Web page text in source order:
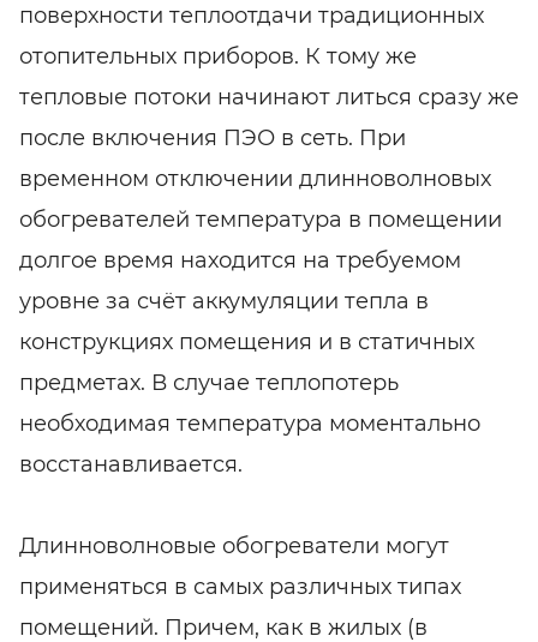
поверхности теплоотдачи традиционных
отопительных приборов. К тому же
тепловые потоки начинают литься сразу же
после включения ПЭО в сеть. При
временном отключении длинноволновых
обогревателей температура в помещении
долгое время находится на требуемом
уровне за счёт аккумуляции тепла в
конструкциях помещения и в статичных
предметах. В случае теплопотерь
необходимая температура моментально
восстанавливается.
Длинноволновые обогреватели могут
применяться в самых различных типах
помещений. Причем, как в жилых (в